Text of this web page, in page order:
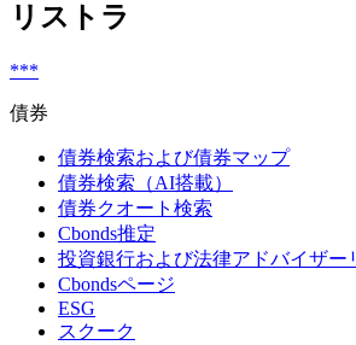
リストラ
***
債券
債券検索および債券マップ
債券検索（AI搭載）
債券クオート検索
Cbonds推定
投資銀行および法律アドバイザー
Cbondsページ
ESG
スクーク